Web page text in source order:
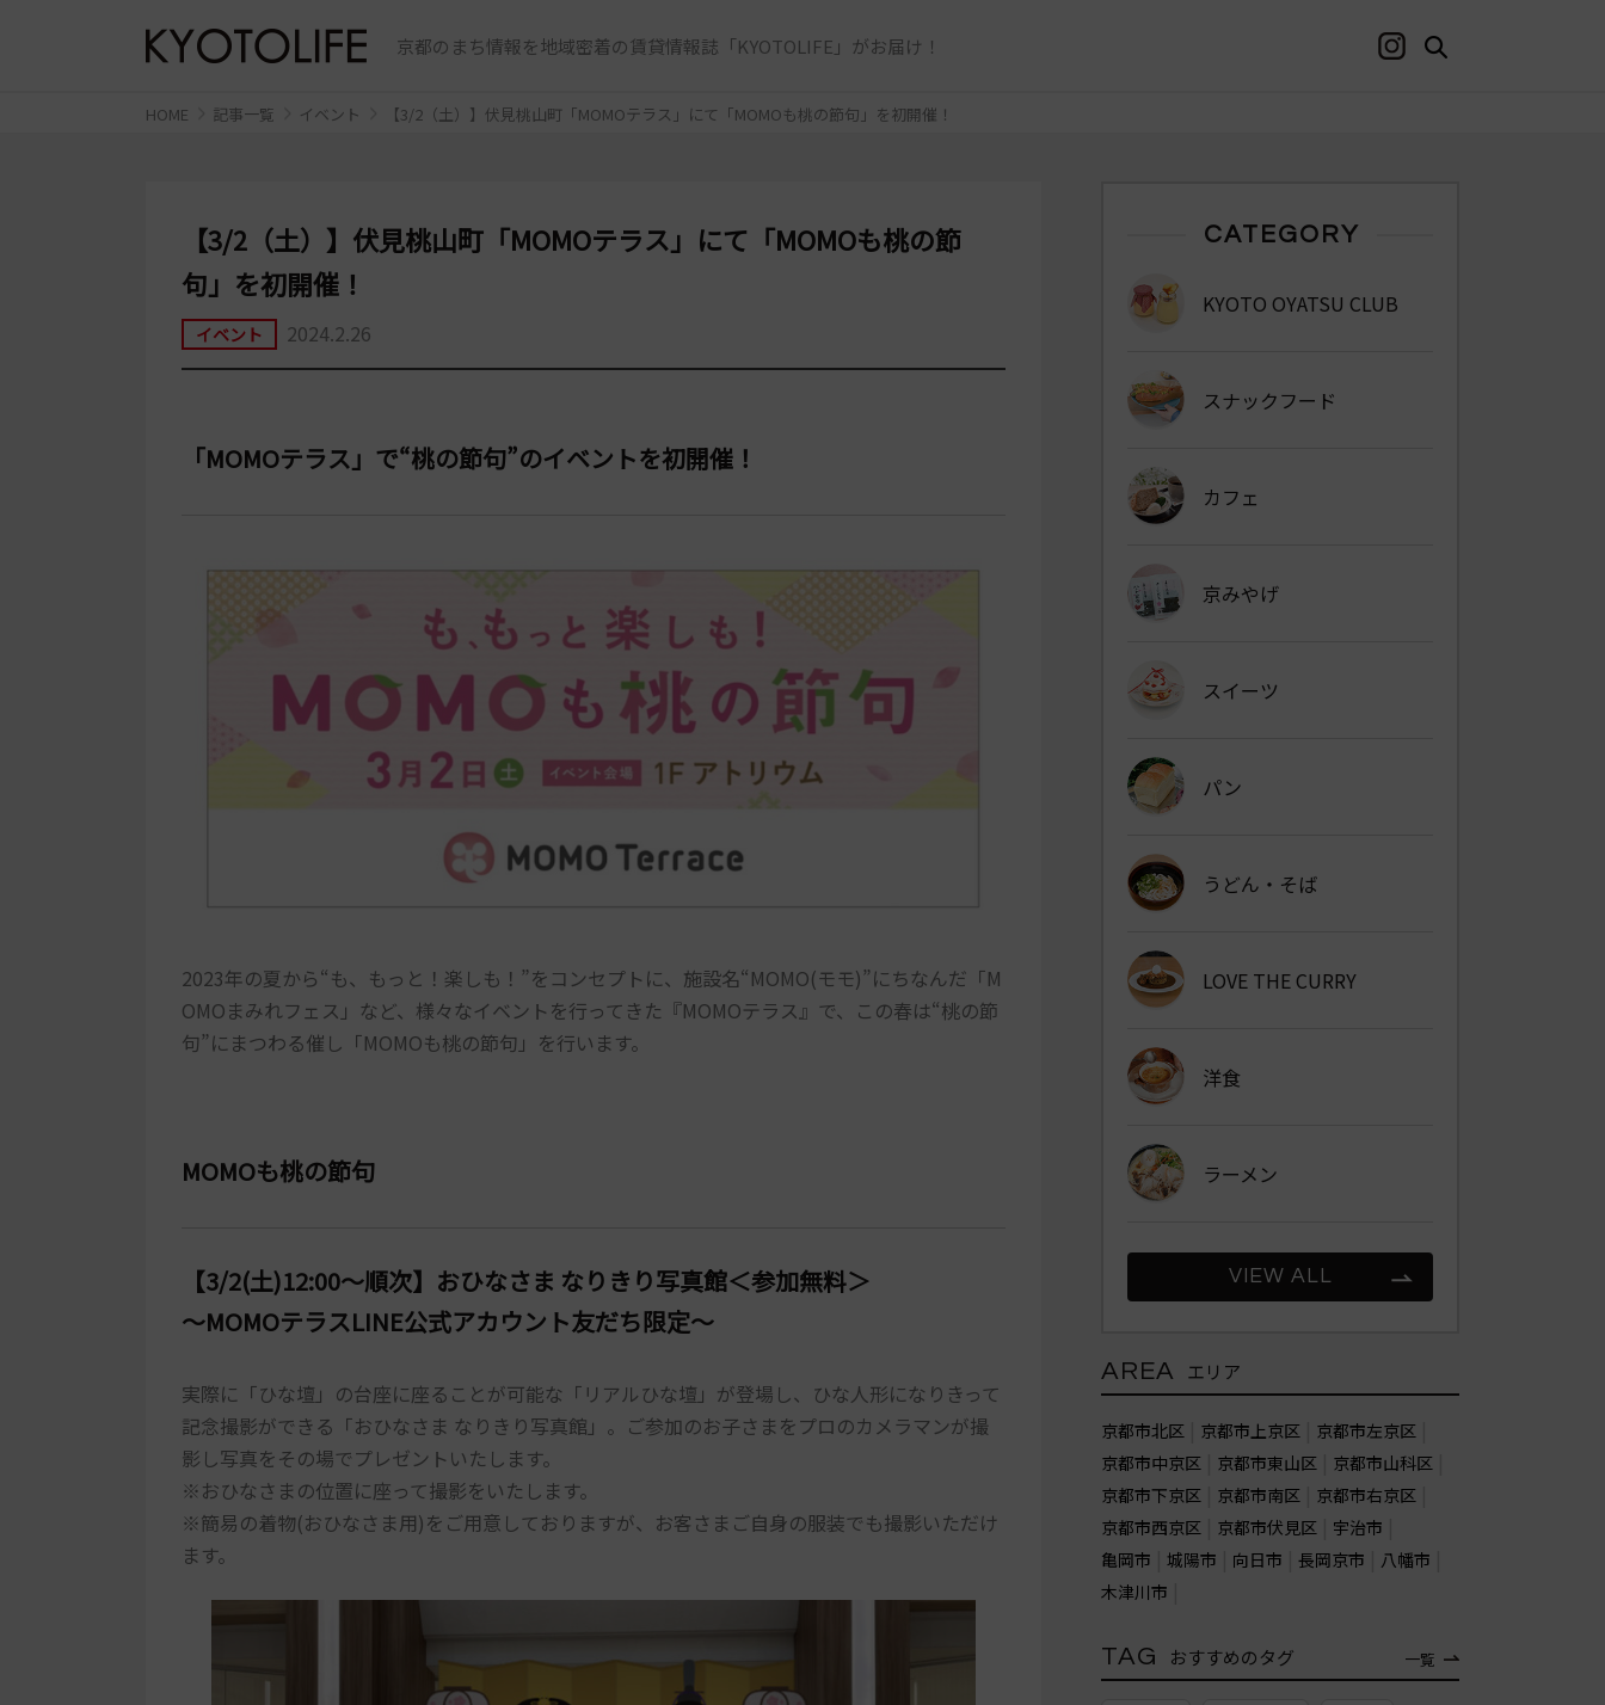
京都のまち情報を地域密着の賃貸情報誌「KYOTOLIFE」がお届け！
HOME 記事一覧 イベント 【3/2（土）】伏見桃山町「MOMOテラス」にて「MOMOも桃の節句」を初開催！
【3/2（土）】伏見桃山町「MOMOテラス」にて「MOMOも桃の節
句」を初開催！
イベント 2024.2.26
「MOMOテラス」で“桃の節句”のイベントを初開催！
2023年の夏から“も、もっと！楽しも！”をコンセプトに、施設名“MOMO(モモ)”にちなんだ「M
OMOまみれフェス」など、様々なイベントを行ってきた『MOMOテラス』で、この春は“桃の節
句”にまつわる催し「MOMOも桃の節句」を行います。
MOMOも桃の節句
【3/2(土)12:00～順次】おひなさま なりきり写真館＜参加無料＞
～MOMOテラスLINE公式アカウント友だち限定～
実際に「ひな壇」の台座に座ることが可能な「リアルひな壇」が登場し、ひな人形になりきって
記念撮影ができる「おひなさま なりきり写真館」。ご参加のお子さまをプロのカメラマンが撮
影し写真をその場でプレゼントいたします。
※おひなさまの位置に座って撮影をいたします。
※簡易の着物(おひなさま用)をご用意しておりますが、お客さまご自身の服装でも撮影いただけ
ます。
CATEGORY
KYOTO OYATSU CLUB
スナックフード
カフェ
京みやげ
スイーツ
パン
うどん・そば
LOVE THE CURRY
洋食
ラーメン
VIEW ALL
AREA エリア
京都市北区 京都市上京区
京都市左京区
京都市中京区
京都市東山区
京都市山科区
京都市下京区
京都市南区
京都市右京区
京都市西京区
京都市伏見区
宇治市
亀岡市
城陽市 向日市 長岡京市
八幡市
木津川市
TAG おすすめのタグ 一覧